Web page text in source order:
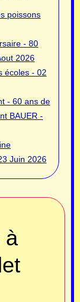
poissons
- 80
2026
écoles - 02
- 60 ans de
BAUER -
Juin 2026
à